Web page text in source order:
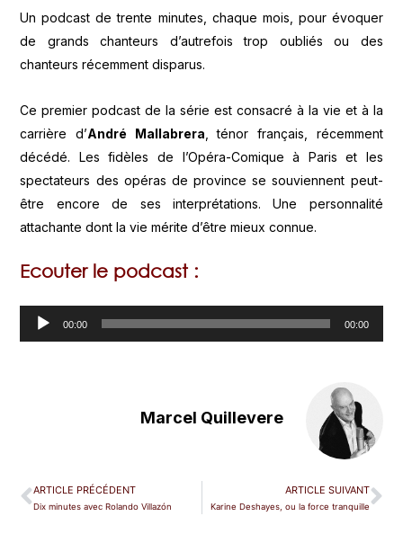
Un podcast de trente minutes, chaque mois, pour évoquer
de grands chanteurs d’autrefois trop oubliés ou des
chanteurs récemment disparus.
Ce premier podcast de la série est consacré à la vie et à la
carrière d’André Mallabrera , ténor français, récemment
décédé. Les fidèles de l’Opéra-Comique à Paris et les
spectateurs des opéras de province se souviennent peut-
être encore de ses interprétations. Une personnalité
attachante dont la vie mérite d’être mieux connue.
Ecouter le podcast :
Lecteur
audio
00:00 00:00
Marcel Quillevere
ARTICLE PRÉCÉDENT
Dix minutes avec Rolando Villazón
ARTICLE SUIVANT
Karine Deshayes, ou la force tranquille